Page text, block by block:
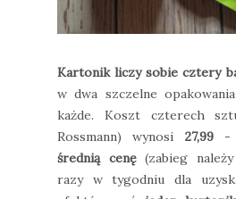
Kartonik liczy sobie cztery
w dwa szczelne
każde. Koszt czterech
Rossmann) wynosi 27,99-
średnią cenę(zabieg
razy w tygodniu dla